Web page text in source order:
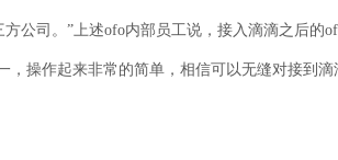
公司。”上述ofo内部员工说，接入滴滴之后的
操作起来非常的简单，相信可以无缝对接到